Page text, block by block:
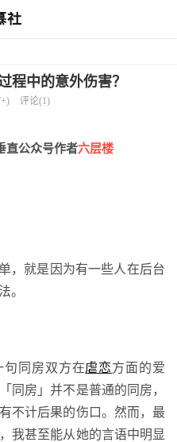
社
程中的意外伤害？
评论(1)
直公众号作者六层楼
，就是因为有一些人在后台
。
句同房双方在虐恋方面的爱
同房」并不是普通的同房，
不计后果的伤口。然而，最
我甚至能从她的言语中明显